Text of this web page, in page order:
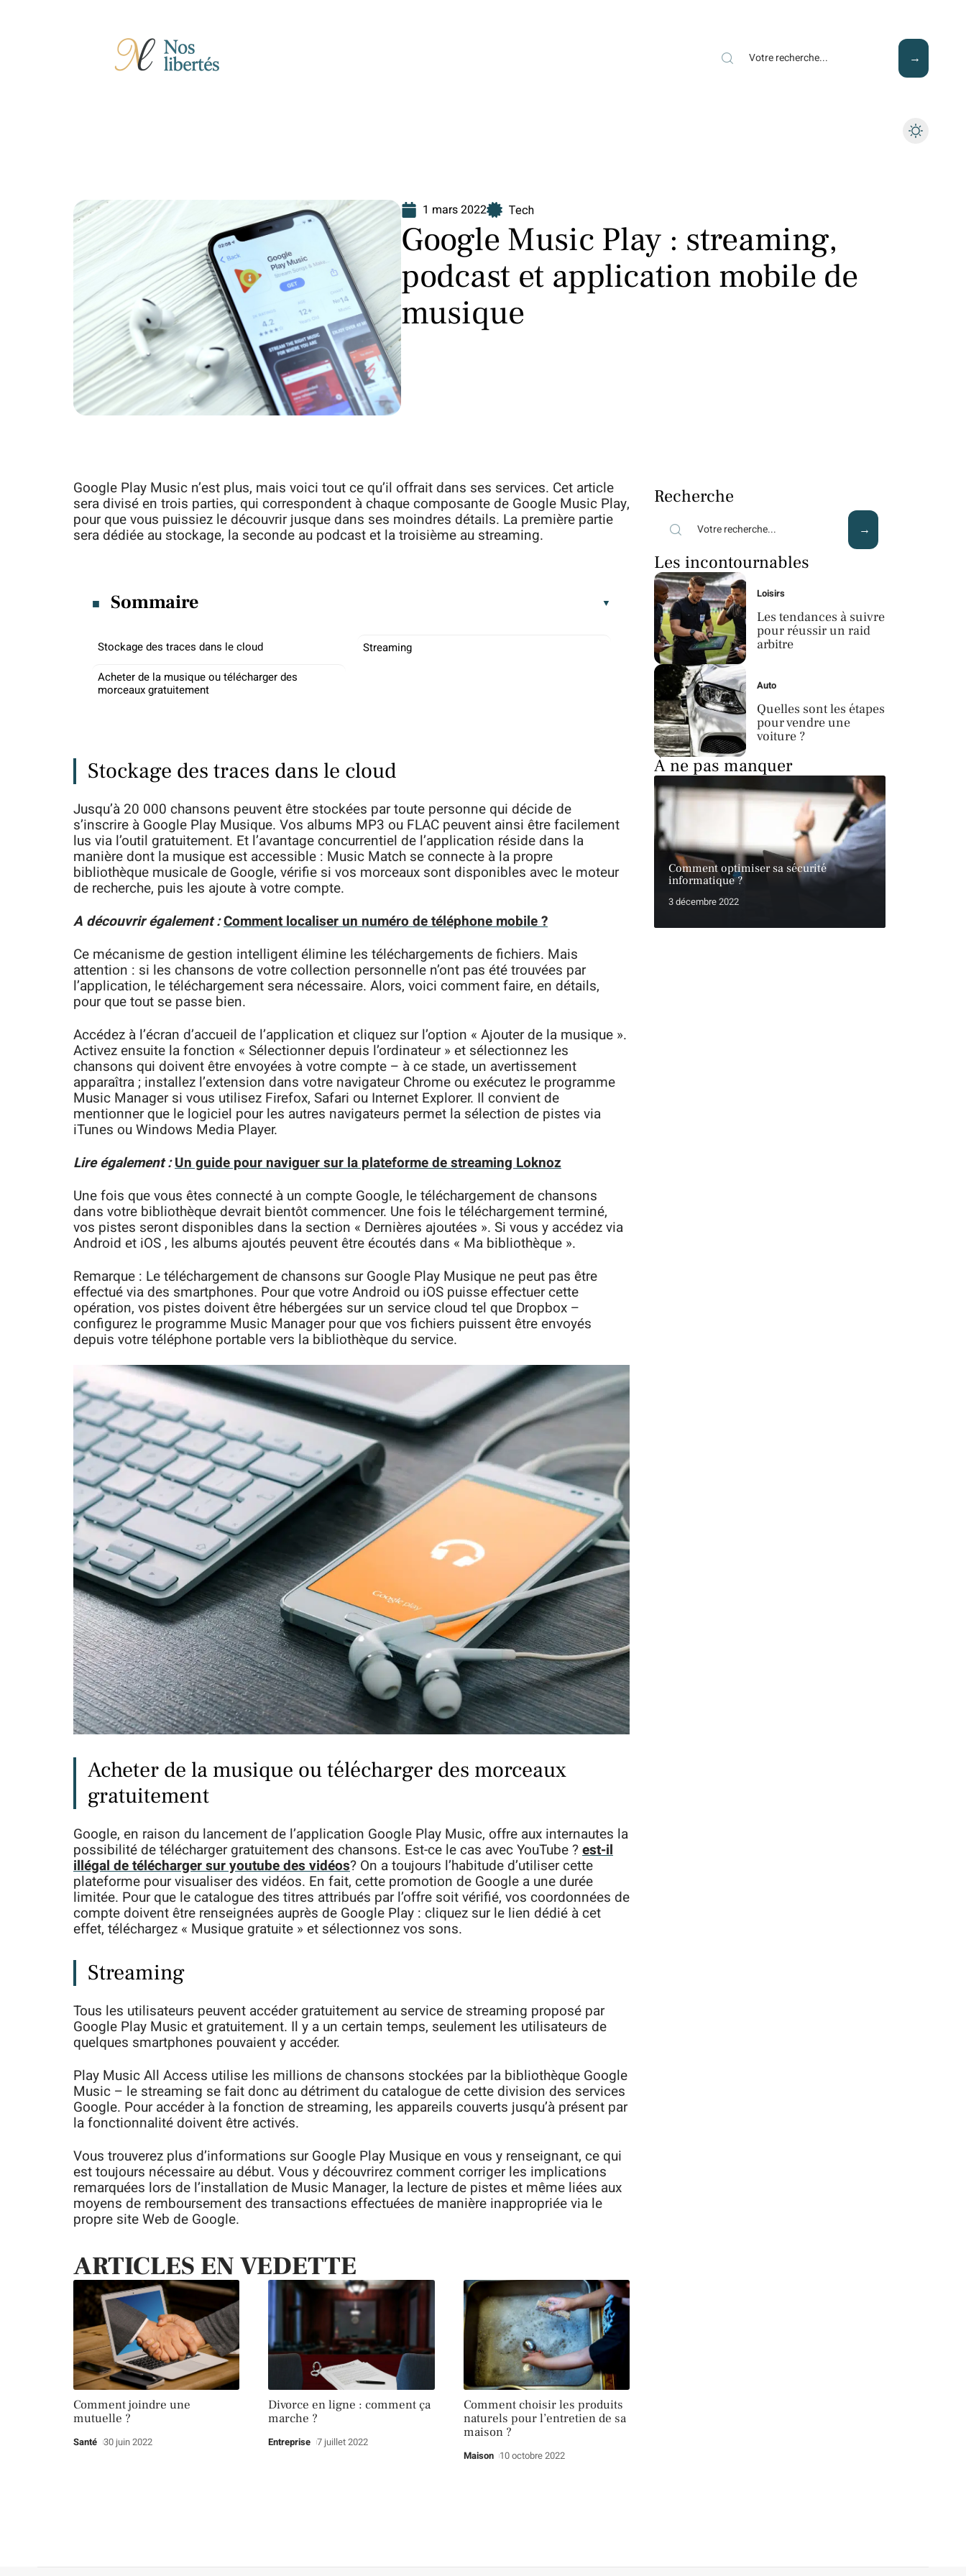
1 mars 2022 Tech
Google Music Play : streaming,
podcast et application mobile de
musique
Google Play Music n’est plus, mais voici tout ce qu’il offrait dans ses services. Cet article
sera divisé en trois parties, qui correspondent à chaque composante de Google Music Play,
pour que vous puissiez le découvrir jusque dans ses moindres détails. La première partie
sera dédiée au stockage, la seconde au podcast et la troisième au streaming.
Sommaire
Stockage des traces dans le cloud
Acheter de la musique ou télécharger des
morceaux gratuitement
Streaming
Stockage des traces dans le cloud
Jusqu’à 20 000 chansons peuvent être stockées par toute personne qui décide de
s’inscrire à Google Play Musique. Vos albums MP3 ou FLAC peuvent ainsi être facilement
lus via l’outil gratuitement. Et l’avantage concurrentiel de l’application réside dans la
manière dont la musique est accessible : Music Match se connecte à la propre
bibliothèque musicale de Google, vérifie si vos morceaux sont disponibles avec le moteur
de recherche, puis les ajoute à votre compte.
A découvrir également :Comment localiser un numéro de téléphone mobile ?
Ce mécanisme de gestion intelligent élimine les téléchargements de fichiers. Mais
attention : si les chansons de votre collection personnelle n’ont pas été trouvées par
l’application, le téléchargement sera nécessaire. Alors, voici comment faire, en détails,
pour que tout se passe bien.
Accédez à l’écran d’accueil de l’application et cliquez sur l’option « Ajouter de la musique ».
Activez ensuite la fonction « Sélectionner depuis l’ordinateur » et sélectionnez les
chansons qui doivent être envoyées à votre compte – à ce stade, un avertissement
apparaîtra ; installez l’extension dans votre navigateur Chrome ou exécutez le programme
Music Manager si vous utilisez Firefox, Safari ou Internet Explorer. Il convient de
mentionner que le logiciel pour les autres navigateurs permet la sélection de pistes via
iTunes ou Windows Media Player.
Lire également :Un guide pour naviguer sur la plateforme de streaming Loknoz
Une fois que vous êtes connecté à un compte Google, le téléchargement de chansons
dans votre bibliothèque devrait bientôt commencer. Une fois le téléchargement terminé,
vos pistes seront disponibles dans la section « Dernières ajoutées ». Si vous y accédez via
Android et iOS , les albums ajoutés peuvent être écoutés dans « Ma bibliothèque ».
Remarque : Le téléchargement de chansons sur Google Play Musique ne peut pas être
effectué via des smartphones. Pour que votre Android ou iOS puisse effectuer cette
opération, vos pistes doivent être hébergées sur un service cloud tel que Dropbox –
configurez le programme Music Manager pour que vos fichiers puissent être envoyés
depuis votre téléphone portable vers la bibliothèque du service.
Acheter de la musique ou télécharger des morceaux
gratuitement
Google, en raison du lancement de l’application Google Play Music, offre aux internautes la
possibilité de télécharger gratuitement des chansons. Est-ce le cas avec YouTube ?est-il
illégal de télécharger sur youtube des vidéos? On a toujours l’habitude d’utiliser cette
plateforme pour visualiser des vidéos. En fait, cette promotion de Google a une durée
limitée. Pour que le catalogue des titres attribués par l’offre soit vérifié, vos coordonnées de
compte doivent être renseignées auprès de Google Play : cliquez sur le lien dédié à cet
effet, téléchargez « Musique gratuite » et sélectionnez vos sons.
Streaming
Tous les utilisateurs peuvent accéder gratuitement au service de streaming proposé par
Google Play Music et gratuitement. Il y a un certain temps, seulement les utilisateurs de
quelques smartphones pouvaient y accéder.
Play Music All Access utilise les millions de chansons stockées par la bibliothèque Google
Music – le streaming se fait donc au détriment du catalogue de cette division des services
Google. Pour accéder à la fonction de streaming, les appareils couverts jusqu’à présent par
la fonctionnalité doivent être activés.
Vous trouverez plus d’informations sur Google Play Musique en vous y renseignant, ce qui
est toujours nécessaire au début. Vous y découvrirez comment corriger les implications
remarquées lors de l’installation de Music Manager, la lecture de pistes et même liées aux
moyens de remboursement des transactions effectuées de manière inappropriée via le
propre site Web de Google.
ARTICLES EN VEDETTE
Comment joindre une
mutuelle ?
Santé 30 juin 2022
Divorce en ligne : comment ça
marche ?
Entreprise 7 juillet 2022
Comment choisir les produits
naturels pour l’entretien de sa
maison ?
Maison 10 octobre 2022
Recherche
Les incontournables
Loisirs
Les tendances à suivre
pour réussir un raid
arbitre
Auto
Quelles sont les étapes
pour vendre une
voiture ?
À ne pas manquer
Comment optimiser sa sécurité
informatique ?
3 décembre 2022